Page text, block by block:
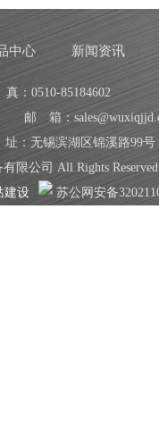
中心 新闻资讯
：0510-85184602
邮 箱：
：无锡滨湖区锦溪路99号
限公司 All Rights Reserved
建设 苏公网安备